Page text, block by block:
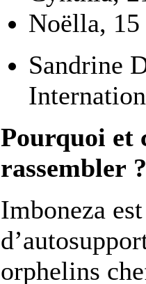
Noëlla, 15
Sandrine
Pourquoi et
rassembler ?
Imboneza
orphelins